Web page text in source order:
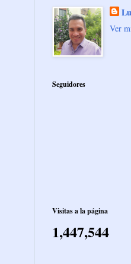
Ver
Seguidores
Visitas a la página
1,447,544